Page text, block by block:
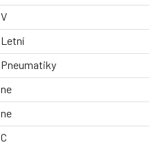
V
Letní
Pneumatiky
ne
ne
C